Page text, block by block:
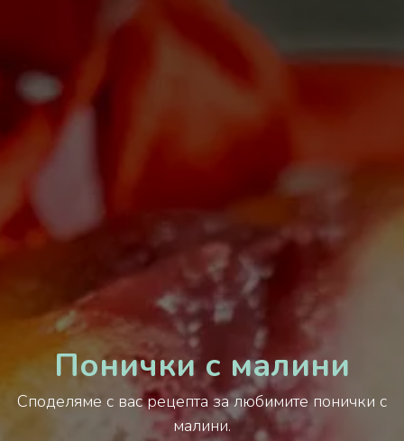
Понички с малини
Споделяме с вас рецепта за любимите понички с
малини.